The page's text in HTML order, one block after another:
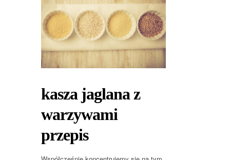
kasza jaglana z
warzywami
przepis